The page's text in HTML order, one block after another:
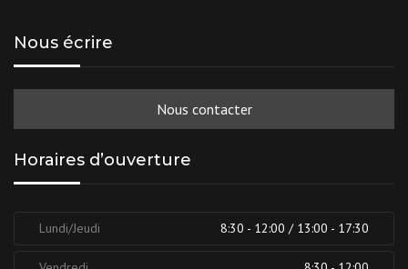
Nous écrire
Nous contacter
Horaires d’ouverture
Lundi/Jeudi 8:30 - 12:00 / 13:00 - 17:30